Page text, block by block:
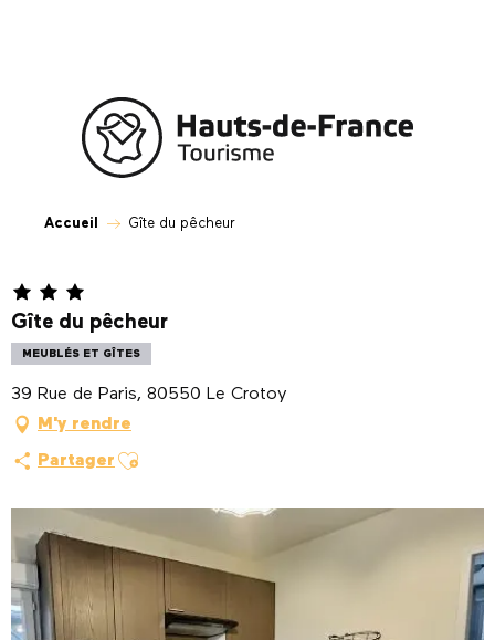
Accueil Gîte du pêcheur
Gîte du pêcheur
MEUBLÉS ET GÎTES
39 Rue de Paris, 80550 Le Crotoy
M'y rendre
Partager Ajouter aux favoris